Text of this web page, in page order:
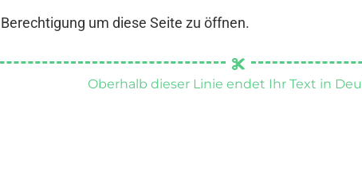
um diese Seite zu öffnen.
Oberhalb dieser Linie endet Ihr Text in